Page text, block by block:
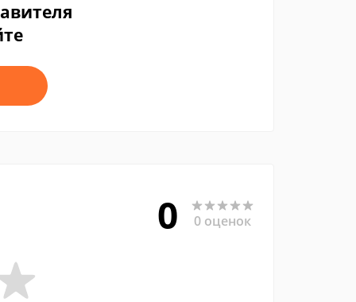
0 0 оценок